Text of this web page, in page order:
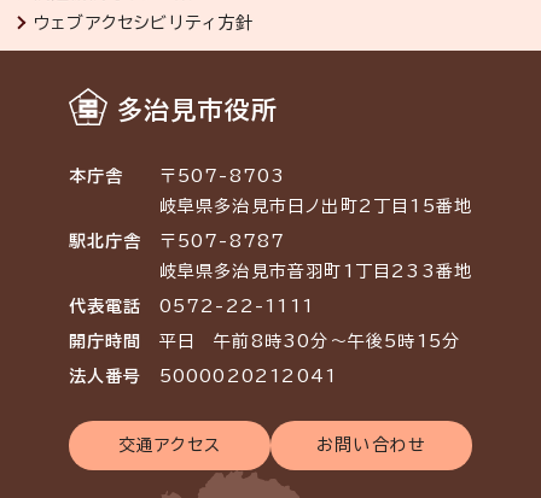
ウェブアクセシビリティ方針
多治見市役所
本庁舎
〒507-8703
岐阜県多治見市日ノ出町2丁目15番地
駅北庁舎
〒507-8787
岐阜県多治見市音羽町1丁目233番地
代表電話 0572-22-1111
開庁時間 平日 午前8時30分～午後5時15分
法人番号 5000020212041
交通アクセス お問い合わせ